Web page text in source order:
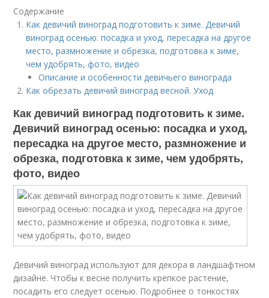
Содержание
Как девичий виноград подготовить к зиме. Девичий
виноград осенью: посадка и уход, пересадка на другое
место, размножение и обрезка, подготовка к зиме,
чем удобрять, фото, видео
Описание и особенности девичьего винограда
Как обрезать девичий виноград весной. Уход
Как девичий виноград подготовить к зиме.
Девичий виноград осенью: посадка и уход,
пересадка на другое место, размножение и
обрезка, подготовка к зиме, чем удобрять,
фото, видео
Девичий виноград используют для декора в ландшафтном
дизайне. Чтобы к весне получить крепкое растение,
посадить его следует осенью. Подробнее о тонкостях